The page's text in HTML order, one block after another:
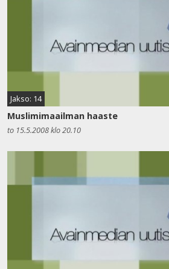
Jakso: 14
Muslimimaailman haaste
to 15.5.2008 klo 20.10